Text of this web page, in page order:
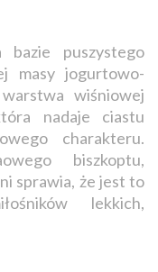
puszystego
masy jogurtowo-
wiśniowej
nadaje ciastu
charakteru.
biszkoptu,
sprawia, że jest to
lekkich,